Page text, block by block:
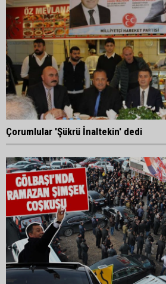
Çorumlular 'Şükrü İnaltekin' dedi